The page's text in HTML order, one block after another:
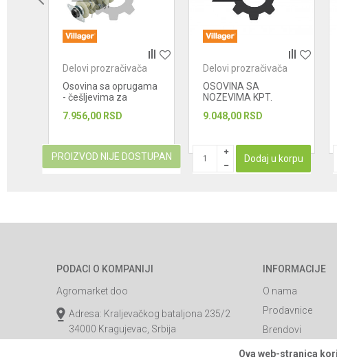
POŠALJI
Delovi prozračivača
Osovina sa oprugama
- češljevima za
za travu Villager VPS...
7.956,00 RSD
PROIZVOD NIJE DOSTUPAN
Delovi prozračivača
OSOVINA SA
NOZEVIMA KPT.
9.048,00 RSD
Dodaj u korpu
PODACI O KOMPANIJI
Agromarket doo
Adresa: Kraljevačkog bataljona 235/2
34000 Kragujevac, Srbija
INFORMACIJE
O nama
Prodavnice
Brendovi
Katalozi
Ova web-stranica